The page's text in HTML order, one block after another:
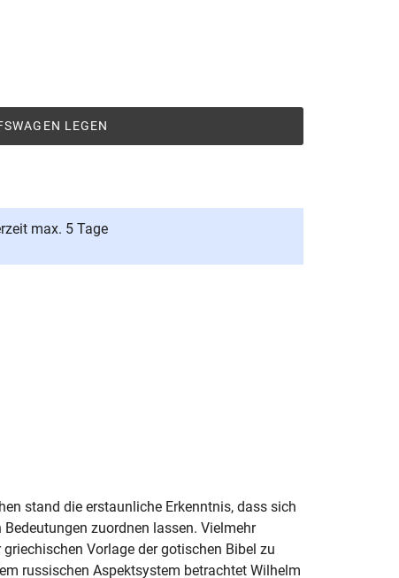
LEGEN
max. 5 Tage
stand die erstaunliche Erkenntnis, dass sich
zuordnen lassen. Vielmehr
Vorlage der gotischen Bibel zu
russischen Aspektsystem betrachtet Wilhelm